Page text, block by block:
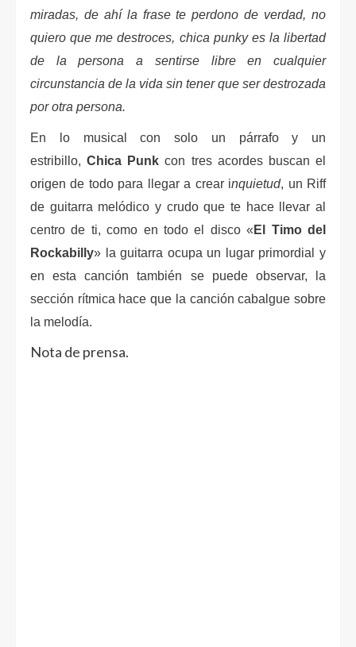
miradas, de ahí la frase te perdono de verdad, no
quiero que me destroces, chica punky es la libertad
de la persona a sentirse libre en cualquier
circunstancia de la vida sin tener que ser destrozada
por otra persona.
En lo musical con solo un párrafo y un
estribillo,Chica Punk con tres acordes buscan el
origen de todo para llegar a crear inquietud, un Riff
de guitarra melódico y crudo que te hace llevar al
centro de ti, como en todo el disco « El Timo del
Rockabilly» la guitarra ocupa un lugar primordial y
en esta canción también se puede observar, la
sección rítmica hace que la canción cabalgue sobre
la melodía.
Nota de prensa.